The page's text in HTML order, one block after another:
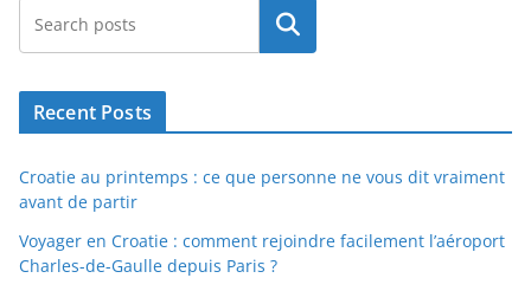
Rechercher
Recent Posts
Croatie au printemps : ce que personne ne vous dit vraiment
avant de partir
Voyager en Croatie : comment rejoindre facilement l’aéroport
Charles-de-Gaulle depuis Paris ?